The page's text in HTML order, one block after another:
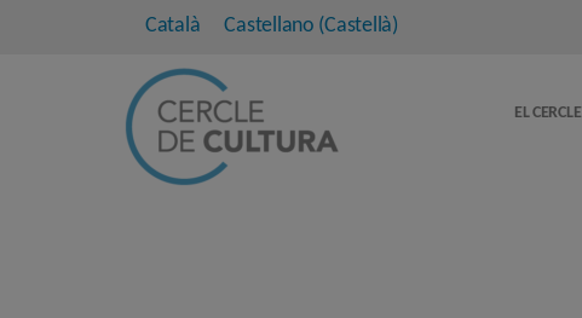
Català Castellano (Castellà)
EL CERCLE